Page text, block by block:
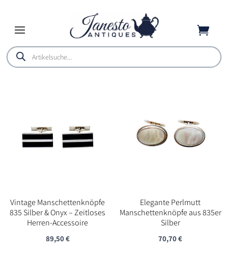

Products
search
Vintage Manschettenknöpfe
835 Silber & Onyx – Zeitloses
Herren-Accessoire
89,50€
Elegante Perlmutt
Manschettenknöpfe aus 835er
Silber
70,70€